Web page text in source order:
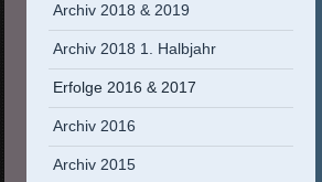
Archiv 2018 & 2019
Archiv 2018 1. Halbjahr
Erfolge 2016 & 2017
Archiv 2016
Archiv 2015